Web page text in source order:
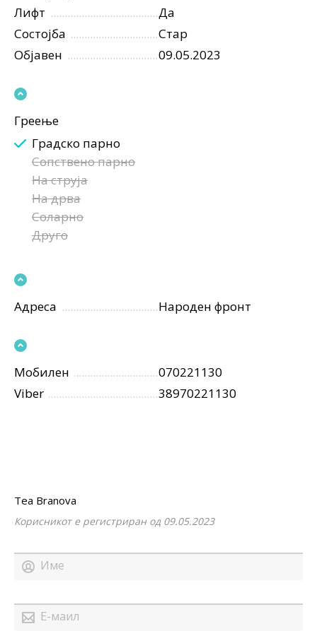
Лифт
Да
Состојба
Стар
Објавен
09.05.2023
Греење
Градско парно
Сопствено парно
На струја
На дрва
Соларно
Друго
Адреса Народен фронт
Мобилен
070221130
Viber
38970221130
Tea Branova
Корисникот е регистриран од 09.05.2023